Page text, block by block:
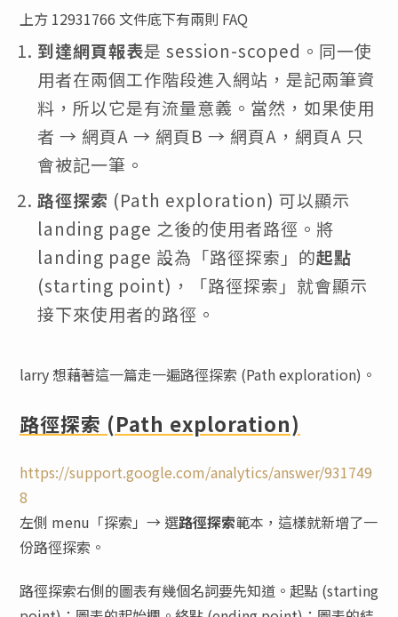
上方 12931766 文件底下有兩則 FAQ
到達網頁報表是 session-scoped。同一使
用者在兩個工作階段進入網站，是記兩筆資
料，所以它是有流量意義。當然，如果使用
者 → 網頁A → 網頁B → 網頁A，網頁A 只
會被記一筆。
路徑探索 (Path exploration) 可以顯示
landing page 之後的使用者路徑。將
landing page 設為「路徑探索」的起點
(starting point)，「路徑探索」就會顯示
接下來使用者的路徑。
larry 想藉著這一篇走一遍路徑探索 (Path exploration)。
路徑探索 (Path exploration)
https://support.google.com/analytics/answer/931749
8
左側 menu「探索」→ 選路徑探索範本，這樣就新增了一
份路徑探索。
路徑探索右側的圖表有幾個名詞要先知道。起點 (starting